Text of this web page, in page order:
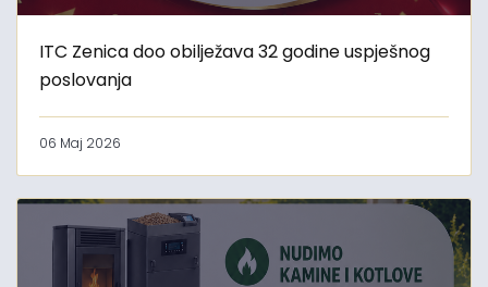
ITC Zenica doo obilježava 32 godine uspješnog
poslovanja
06 Maj 2026